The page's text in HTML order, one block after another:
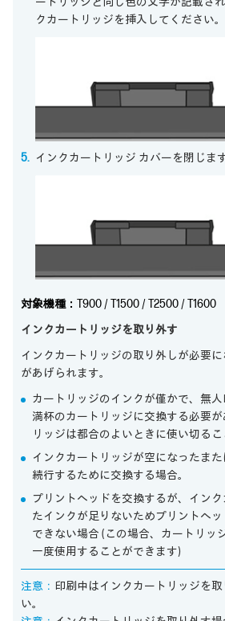
クカートリッジを挿入してください。
インクカートリッジ カバーを閉じます
対象機種： T900 / T1500 / T2500 / T1600
インクカートリッジを取り外す
インクカートリッジの取り外しが必要
があげられます。
カートリッジのインクが僅かで、無
満杯のカートリッジに交換する必要
リッジは都合のよいときに使い切る
インクカートリッジが空になったま
続行するために交換する場合。
プリントヘッドを交換するが、イン
たインクが足りないためプリントヘ
できない場合 (この場合、カートリッ
一度使用することができます)
注意： 印刷中はインクカートリッジを
い。